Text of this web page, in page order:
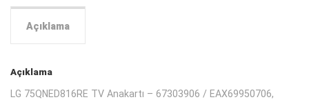
Açıklama
Açıklama
LG 75QNED816RE TV Anakartı – 67303906 / EAX69950706,